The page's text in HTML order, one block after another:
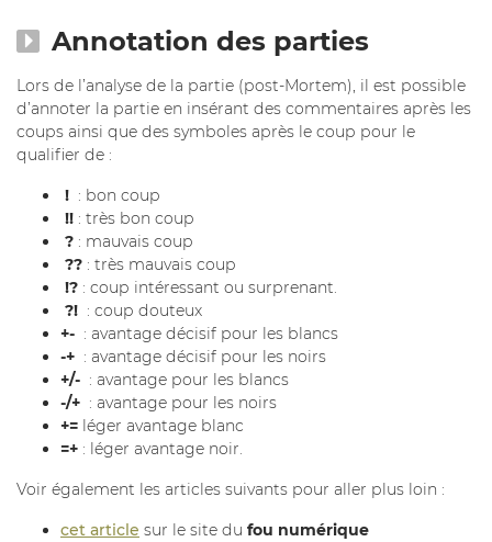
Annotation des parties
Lors de l’analyse de la partie (post-Mortem), il est possible
d’annoter la partie en insérant des commentaires après les
coups ainsi que des symboles après le coup pour le
qualifier de :
! : bon coup
!! : très bon coup
? : mauvais coup
?? : très mauvais coup
!? : coup intéressant ou surprenant.
?! : coup douteux
+- : avantage décisif pour les blancs
-+ : avantage décisif pour les noirs
+/- : avantage pour les blancs
-/+ : avantage pour les noirs
+= léger avantage blanc
=+ : léger avantage noir.
Voir également les articles suivants pour aller plus loin :
cet article sur le site du fou numérique